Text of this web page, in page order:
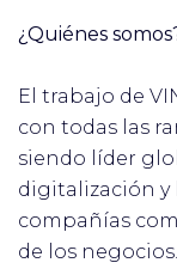
¿Quiénes
El trabajo de
con todas las
siendo líder
digitalización y
compañías
de los negocios.